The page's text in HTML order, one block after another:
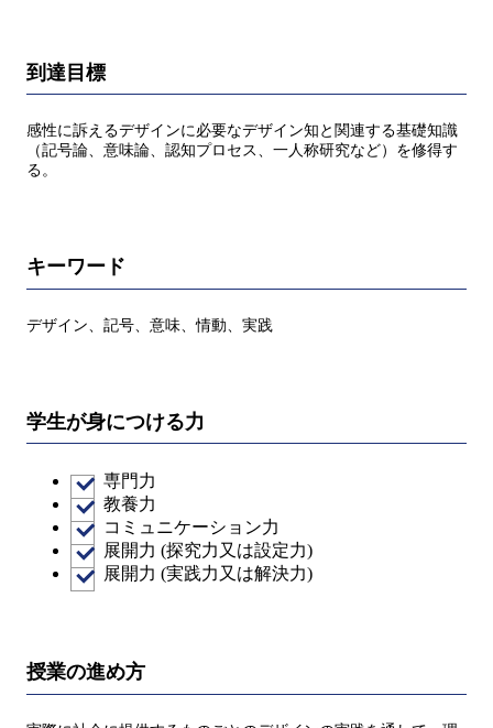
到達目標
感性に訴えるデザインに必要なデザイン知と関連する基礎知識
（記号論、意味論、認知プロセス、一人称研究など）を修得す
る。
キーワード
デザイン、記号、意味、情動、実践
学生が身につける力
専門力
教養力
コミュニケーション力
展開力 (探究力又は設定力)
展開力 (実践力又は解決力)
授業の進め方